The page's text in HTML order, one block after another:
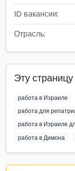
ID вакансии:
Отрасль:
Эту
работа в Израиле
работа для
работа в Израиле
работа в Димона